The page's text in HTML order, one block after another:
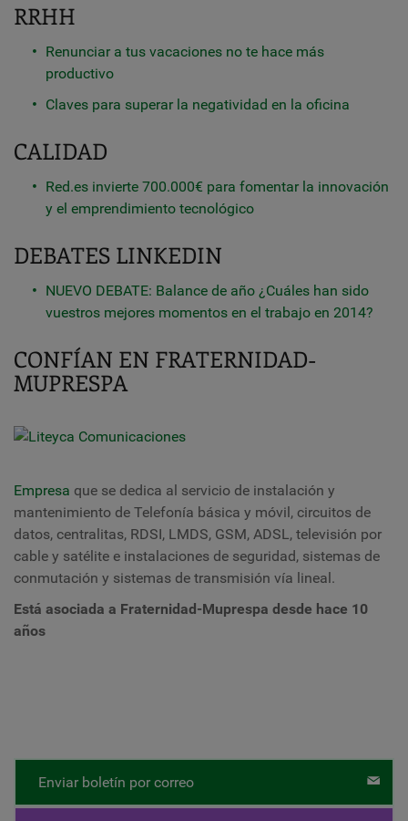
RRHH
Renunciar a tus vacaciones no te hace más
productivo
Claves para superar la negatividad en la oficina
CALIDAD
Red.es invierte 700.000€ para fomentar la innovación
y el emprendimiento tecnológico
DEBATES LINKEDIN
NUEVO DEBATE: Balance de año ¿Cuáles han sido
vuestros mejores momentos en el trabajo en 2014?
CONFÍAN EN FRATERNIDAD-
MUPRESPA
Empresa que se dedica al servicio de instalación y
mantenimiento de Telefonía básica y móvil, circuitos de
datos, centralitas, RDSI, LMDS, GSM, ADSL, televisión por
cable y satélite e instalaciones de seguridad, sistemas de
conmutación y sistemas de transmisión vía lineal.
Está asociada a Fraternidad-Muprespa desde hace 10
años
Enviar boletín por correo